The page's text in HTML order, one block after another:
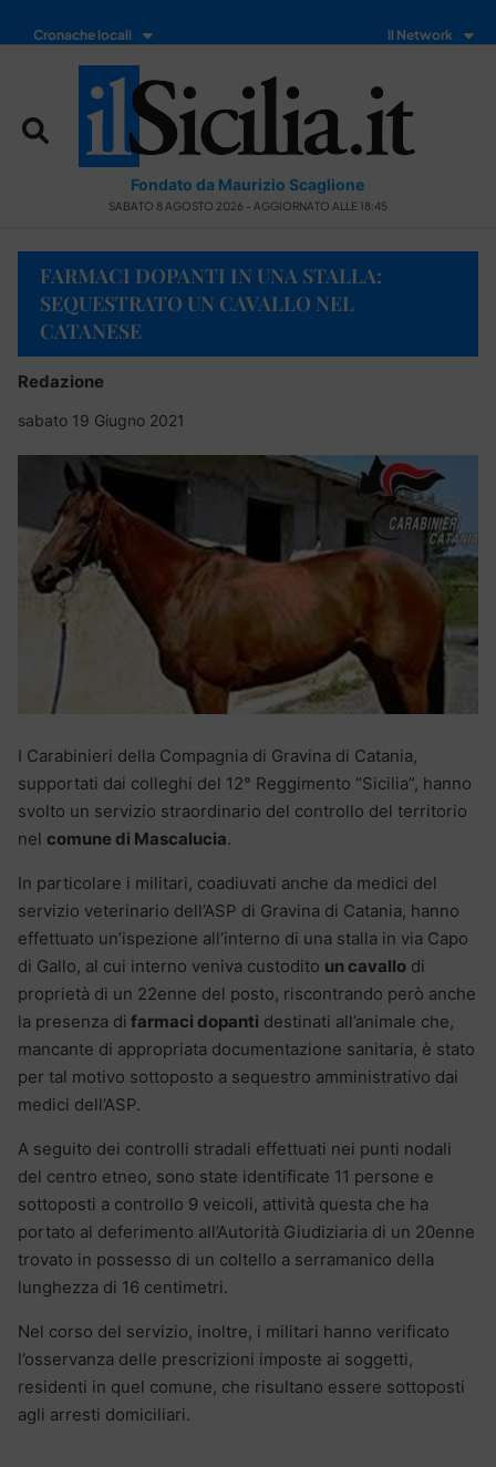
Cronache locali Il Network
Fondato da Maurizio Scaglione
SABATO 8 AGOSTO 2026 - AGGIORNATO ALLE 18:45
FARMACI DOPANTI IN UNA STALLA:
SEQUESTRATO UN CAVALLO NEL
CATANESE
Redazione
sabato 19 Giugno 2021
I Carabinieri della Compagnia di Gravina di Catania,
supportati dai colleghi del 12° Reggimento “Sicilia”, hanno
svolto un servizio straordinario del controllo del territorio
nel comune di Mascalucia.
In particolare i militari, coadiuvati anche da medici del
servizio veterinario dell’ASP di Gravina di Catania, hanno
effettuato un’ispezione all’interno di una stalla in via Capo
di Gallo, al cui interno veniva custodito un cavallo di
proprietà di un 22enne del posto, riscontrando però anche
la presenza di farmaci dopanti destinati all’animale che,
mancante di appropriata documentazione sanitaria, è stato
per tal motivo sottoposto a sequestro amministrativo dai
medici dell’ASP.
A seguito dei controlli stradali effettuati nei punti nodali
del centro etneo, sono state identificate 11 persone e
sottoposti a controllo 9 veicoli, attività questa che ha
portato al deferimento all’Autorità Giudiziaria di un 20enne
trovato in possesso di un coltello a serramanico della
lunghezza di 16 centimetri.
Nel corso del servizio, inoltre, i militari hanno verificato
l’osservanza delle prescrizioni imposte ai soggetti,
residenti in quel comune, che risultano essere sottoposti
agli arresti domiciliari.